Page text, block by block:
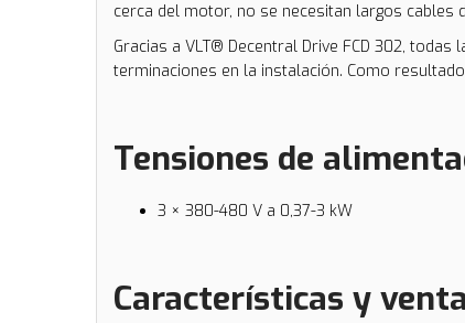
cerca del motor, no se necesitan largos cables
Gracias a VLT® Decentral Drive FCD 302,
terminaciones en la instalación. Como
Tensiones de
3 × 380-480 V a 0,37-3 kW
Características y